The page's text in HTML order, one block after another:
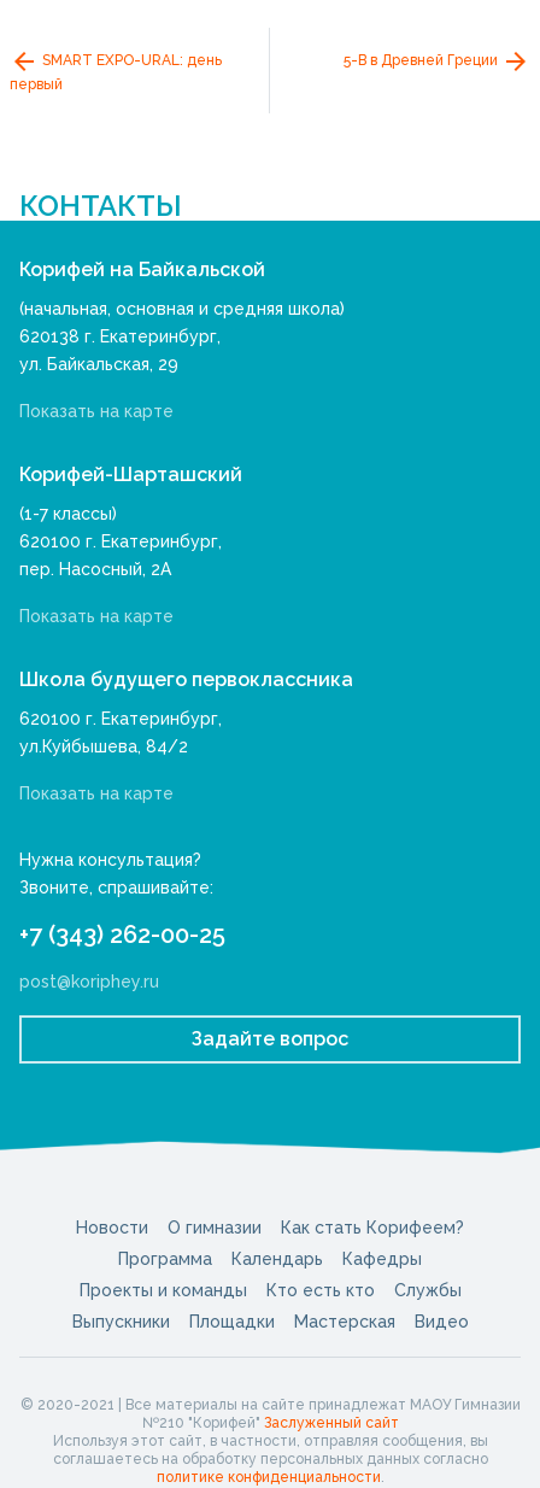
SMART EXPO-URAL: день
первый
5-В в Древней Греции
КОНТАКТЫ
Корифей на Байкальской
(начальная, основная и средняя школа)
620138 г. Екатеринбург,
ул. Байкальская, 29
Показать на карте
Корифей-Шарташский
(1-7 классы)
620100 г. Екатеринбург,
пер. Насосный, 2А
Показать на карте
Школа будущего первоклассника
620100 г. Екатеринбург,
ул.Куйбышева, 84/2
Показать на карте
Нужна консультация?
Звоните, спрашивайте:
+7 (343) 262-00-25
post@koriphey.ru
Задайте вопрос
Новости О гимназии
Как стать Корифеем?
Программа
Календарь
Кафедры
Проекты и команды
Кто есть кто
Службы
Выпускники
Площадки Мастерская Видео
© 2020-2021 | Все материалы на сайте принадлежат МАОУ Гимназии
№210 "Корифей" Заслуженный сайт
Используя этот сайт, в частности, отправляя сообщения, вы
соглашаетесь на обработку персональных данных согласно
политике конфиденциальности.